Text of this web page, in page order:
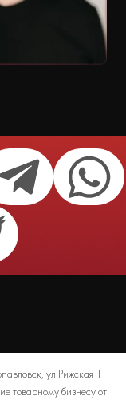
ул Рижская 1
бизнесу от